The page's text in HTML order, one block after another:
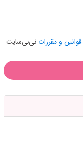
قوانین و مقرراتنی‌نی‌سایت